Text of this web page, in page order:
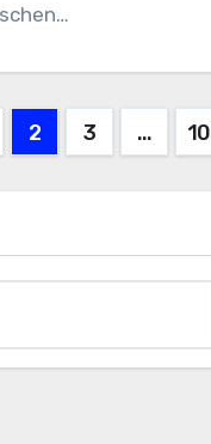
2 3 … 10